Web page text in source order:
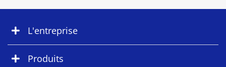
L'entreprise
Produits